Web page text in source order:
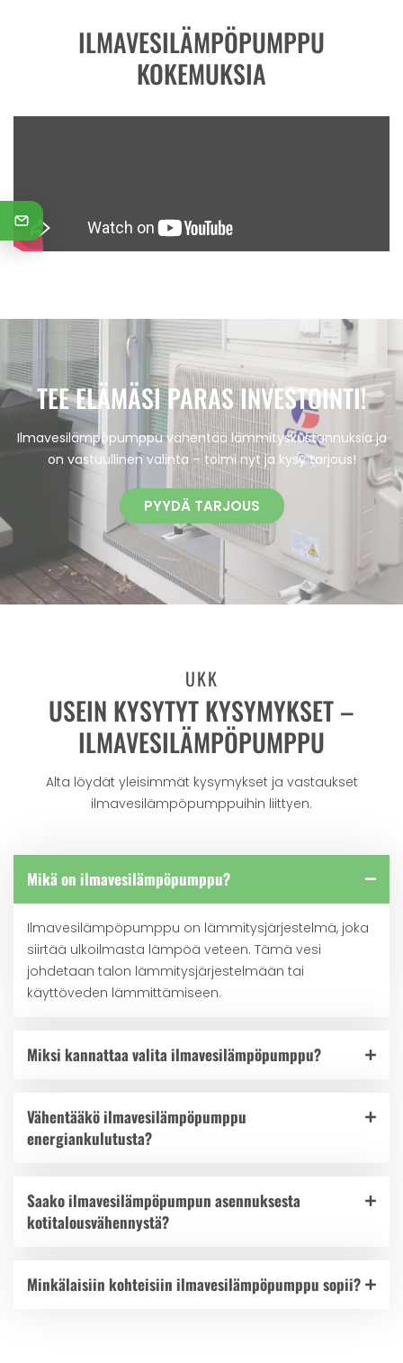
ILMAVESILÄMPÖPUMPPU
KOKEMUKSIA
TEE ELÄMÄSI PARAS INVESTOINTI!
Ilmavesilämpöpumppu vähentää lämmityskustannuksia ja
on vastuullinen valinta – toimi nyt ja kysy tarjous!
PYYDÄ TARJOUS
UKK
USEIN KYSYTYT KYSYMYKSET –
ILMAVESILÄMPÖPUMPPU
Alta löydät yleisimmät kysymykset ja vastaukset
ilmavesilämpöpumppuihin liittyen.
Mikä on ilmavesilämpöpumppu?
Ilmavesilämpöpumppu on lämmitysjärjestelmä, joka
siirtää ulkoilmasta lämpöä veteen. Tämä vesi
johdetaan talon lämmitysjärjestelmään tai
käyttöveden lämmittämiseen.
Miksi kannattaa valita ilmavesilämpöpumppu?
Vähentääkö ilmavesilämpöpumppu
energiankulutusta?
Saako ilmavesilämpöpumpun asennuksesta
kotitalousvähennystä?
Minkälaisiin kohteisiin ilmavesilämpöpumppu sopii?